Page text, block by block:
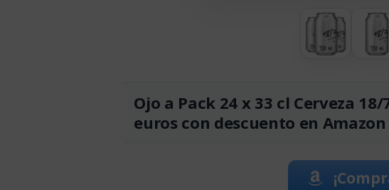
Ojo a Pack 24 x 33 cl Cerveza
euros con descuento en Amazon